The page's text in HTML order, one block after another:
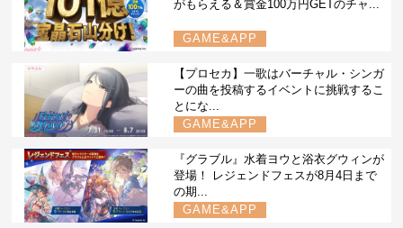
がもらえる＆賞金100万円GETのチャ...
GAME&APP
【プロセカ】一歌はバーチャル・シンガ
ーの曲を投稿するイベントに挑戦するこ
とにな...
GAME&APP
『グラブル』水着ヨウと浴衣グウィンが
登場！ レジェンドフェスが8月4日まで
の期...
GAME&APP